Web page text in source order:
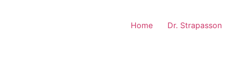
Home Dr. Strapasson